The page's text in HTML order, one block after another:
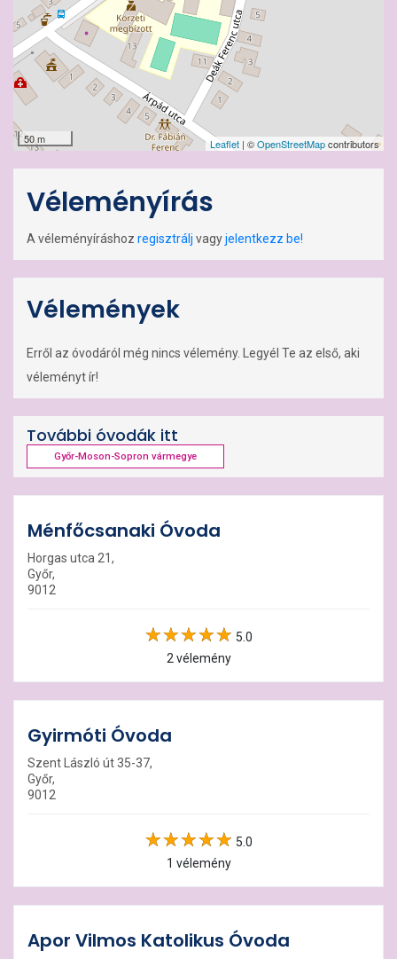
50 m Leaflet | ©OpenStreetMapcontributors
Véleményírás
A véleményíráshoz regisztrálj vagyjelentkezz be!
Vélemények
Erről az óvodáról még nincs vélemény. Legyél Te az első, aki
véleményt ír!
További óvodák itt
Győr-Moson-Sopron vármegye
Ménfőcsanaki Óvoda
Horgas utca 21,
Győr,
9012
5.0
2 vélemény
Gyirmóti Óvoda
Szent László út 35-37,
Győr,
9012
5.0
1 vélemény
Apor Vilmos Katolikus Óvoda